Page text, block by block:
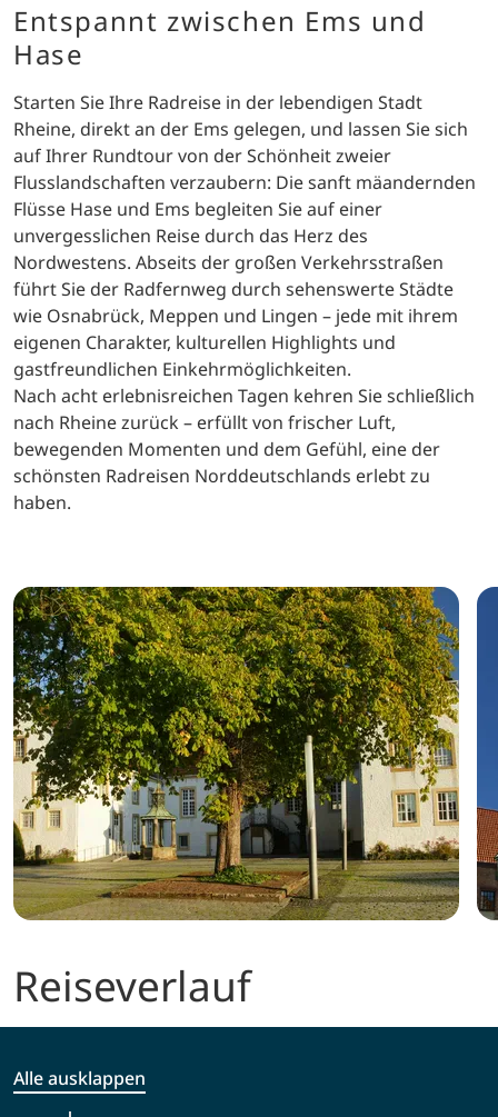
Entspannt zwischen Ems und
Hase
Starten Sie Ihre Radreise in der lebendigen Stadt
Rheine, direkt an der Ems gelegen, und lassen Sie sich
auf Ihrer Rundtour von der Schönheit zweier
Flusslandschaften verzaubern: Die sanft mäandernden
Flüsse Hase und Ems begleiten Sie auf einer
unvergesslichen Reise durch das Herz des
Nordwestens. Abseits der großen Verkehrsstraßen
führt Sie der Radfernweg durch sehenswerte Städte
wie Osnabrück, Meppen und Lingen – jede mit ihrem
eigenen Charakter, kulturellen Highlights und
gastfreundlichen Einkehrmöglichkeiten.
Nach acht erlebnisreichen Tagen kehren Sie schließlich
nach Rheine zurück – erfüllt von frischer Luft,
bewegenden Momenten und dem Gefühl, eine der
schönsten Radreisen Norddeutschlands erlebt zu
haben.
Reiseverlauf
Alle ausklappen